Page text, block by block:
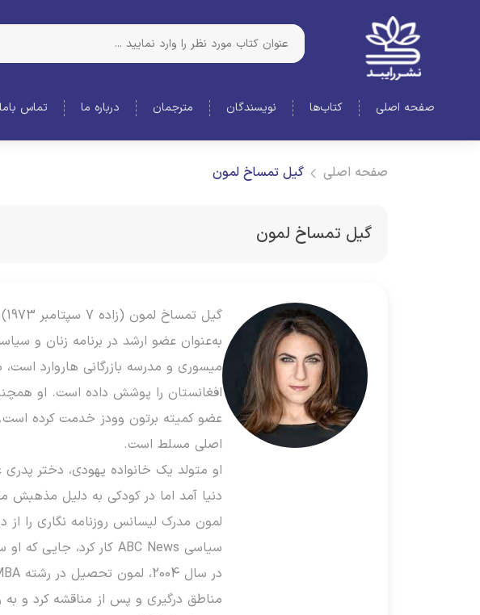
صفحه اصلی کتاب‌ها نویسندگان مترجمان درباره ما تماس باما
صفحه اصلی گیل تمساخ لمون
گیل تمساخ لمون
به‌عنوان عضو ارشد در برنامه زنان و
میسوری و مدرسه بازرگانی هاروارد است،
افغانستان را پوشش داده است. او
عضو کمیته برتون وودز خدمت کرده است.
اصلی مسلط است.
او متولد یک خانواده یهودی، دختر
دنیا آمد اما در کودکی به دلیل مذهبش
سیاسی ABC News کار کرد، جایی که او سیاست ریاست جمهوری و مسائل مربوط به سیاست عمومی را پوشش داد،